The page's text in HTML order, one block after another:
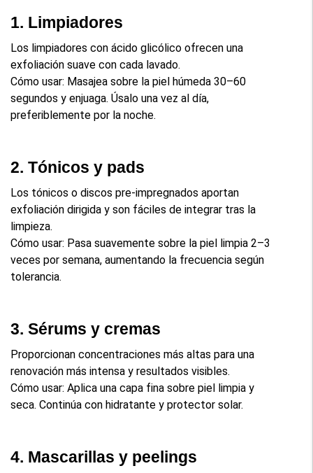
1. Limpiadores
Los limpiadores con ácido glicólico ofrecen una
exfoliación suave con cada lavado.
Cómo usar: Masajea sobre la piel húmeda 30–60
segundos y enjuaga. Úsalo una vez al día,
preferiblemente por la noche.
2. Tónicos y pads
Los tónicos o discos pre-impregnados aportan
exfoliación dirigida y son fáciles de integrar tras la
limpieza.
Cómo usar: Pasa suavemente sobre la piel limpia 2–3
veces por semana, aumentando la frecuencia según
tolerancia.
3. Sérums y cremas
Proporcionan concentraciones más altas para una
renovación más intensa y resultados visibles.
Cómo usar: Aplica una capa fina sobre piel limpia y
seca. Continúa con hidratante y protector solar.
4. Mascarillas y peelings